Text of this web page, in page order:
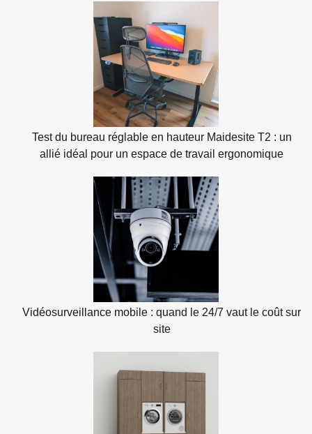
Test du bureau réglable en hauteur Maidesite T2 : un
allié idéal pour un espace de travail ergonomique
Vidéosurveillance mobile : quand le 24/7 vaut le coût sur
site